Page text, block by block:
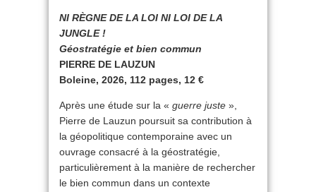
NI RÈGNE DE LA LOI NI LOI DE LA
JUNGLE !
Géostratégie et bien commun
PIERRE DE LAUZUN
Boleine, 2026, 112 pages, 12 €
Après une étude sur la « guerre juste »,
Pierre de Lauzun poursuit sa contribution à
la géopolitique contemporaine avec un
ouvrage consacré à la géostratégie,
particulièrement à la manière de rechercher
le bien commun dans un contexte